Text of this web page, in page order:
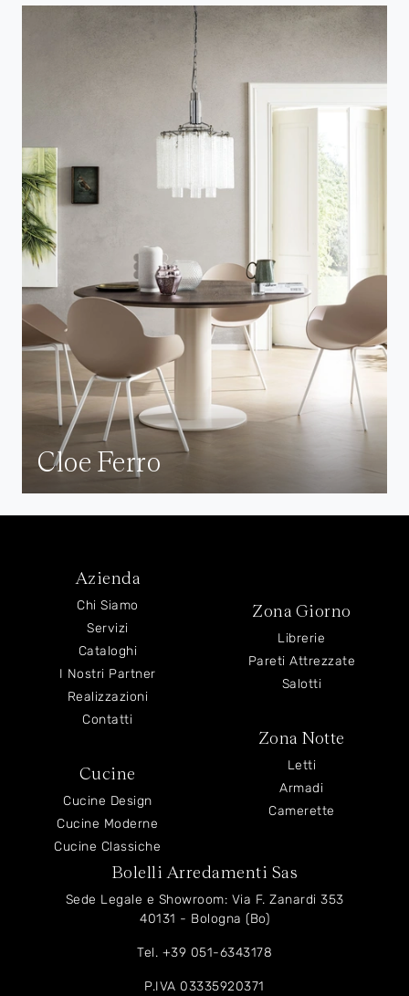
Cloe Ferro
Azienda
Chi Siamo
Servizi
Cataloghi
I Nostri Partner
Realizzazioni
Contatti
Cucine
Cucine Design
Cucine Moderne
Cucine Classiche
Zona Giorno
Librerie
Pareti Attrezzate
Salotti
Zona Notte
Letti
Armadi
Camerette
Bolelli Arredamenti Sas
Sede Legale e Showroom: Via F. Zanardi 353
40131 - Bologna (Bo)
Tel. +39 051-6343178
P.IVA 03335920371